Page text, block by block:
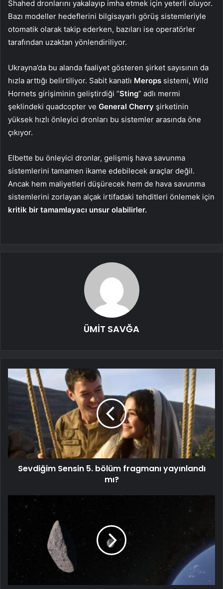
Shahed dronlarını yakalayıp imha etmek için yeterli oluyor.
Bazı modeller hedeflerini bilgisayarlı görüş sistemleriyle
otomatik olarak takip ederken, bazıları ise operatörler
tarafından uzaktan yönlendiriliyor.
Ukrayna’da bu alanda faaliyet gösteren şirket sayısının da
hızla arttığı belirtiliyor. Sabit kanatlı Merops sistemi, Wild
Hornets girişiminin geliştirdiği “Sting” adlı mermi
şeklindeki quadcopter ve General Cherry şirketinin
yüksek hızlı önleyici dronları bu sistemler arasında öne
çıkıyor.
Elbette bu önleyici dronlar, gelişmiş hava savunma
sistemlerini tamamen ikame edebilecek araçlar değil.
Ancak hem maliyetleri düşürecek hem de hava savunma
sistemlerini zorlayan alçak irtifadaki tehditleri önlemek için
kritik bir tamamlayacı unsur olabilirler.
ÜMİT SAVĞA
Sevdiğim Sensin 5. bölüm fragmanı yayınlandı
mı?